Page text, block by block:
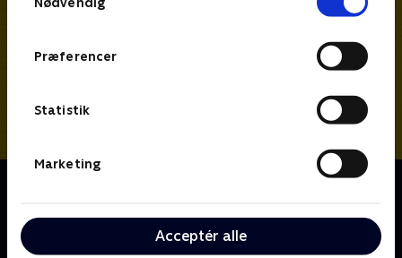
Præferencer
Statistik
Marketing
Acceptér alle
verdenskontrollerende kræfter dømmer ham for
mord.